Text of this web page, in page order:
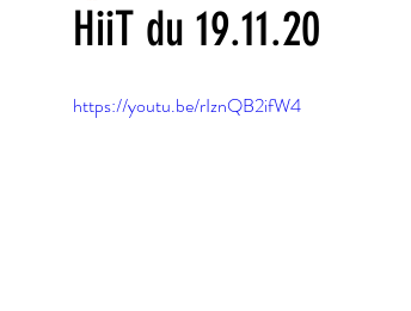
HiiT du 19.11.20
https://youtu.be/rIznQB2ifW4